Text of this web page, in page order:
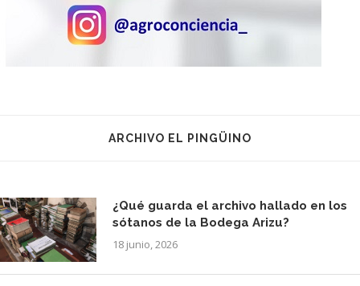
ARCHIVO EL PINGÜINO
¿Qué guarda el archivo hallado en los
sótanos de la Bodega Arizu?
18 junio, 2026